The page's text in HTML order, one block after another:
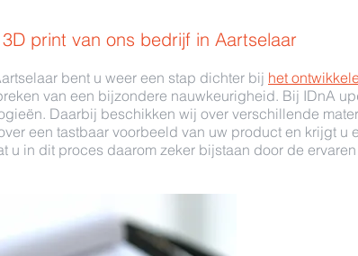
print van ons bedrijf in Aartselaar
bent u weer een stap dichter bij het
van een bijzondere nauwkeurigheid. Bij IDnA
Daarbij beschikken wij over verschillende
een tastbaar voorbeeld van uw product en krijgt u
in dit proces daarom zeker bijstaan door de